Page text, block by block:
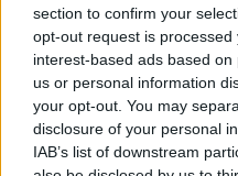
section to confirm your
opt-out request is
interest-based ads based
us or personal information
your opt-out. You may
disclosure of your personal
IAB’s list of downstream
og Garnhulen Hjørring,
på, hvordan kreative
til at styrke den
relationer.
- Strik handler ikke kun